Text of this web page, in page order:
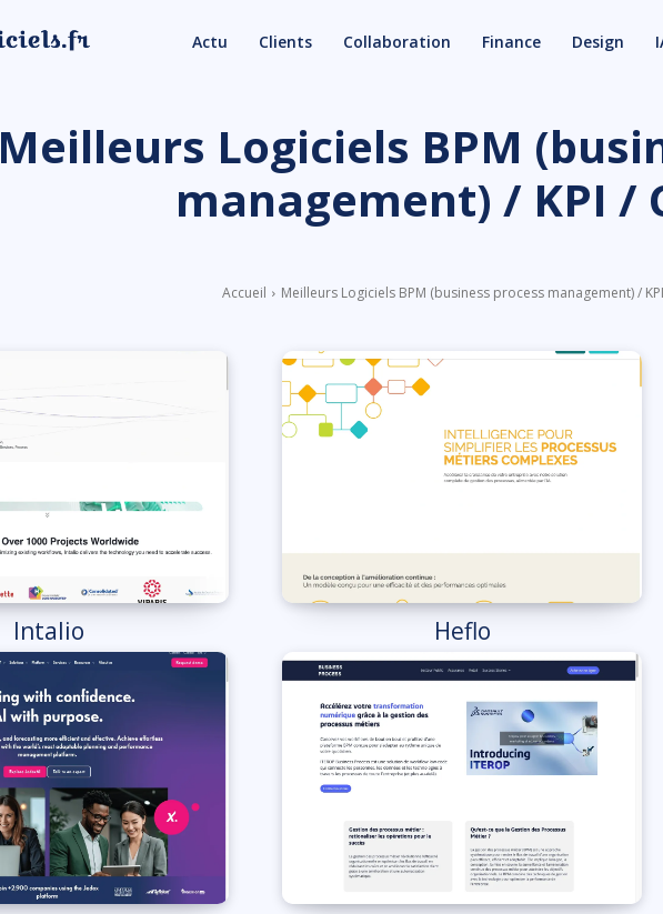
Actu Clients Collaboration Finance Design
Meilleurs Logiciels BPM
management) / KPI /
Accueil Meilleurs Logiciels BPM (business process management) /
Intalio Heflo